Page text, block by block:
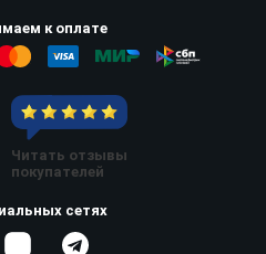
к оплате
Читать отзывы
покупателей
сетях